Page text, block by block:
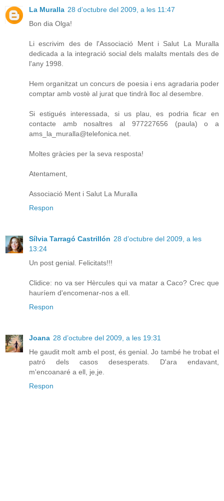
La Muralla 28 d’octubre del 2009, a les 11:47
Bon dia Olga!
Li escrivim des de l'Associació Ment i Salut La Muralla
dedicada a la integració social dels malalts mentals des de
l'any 1998.
Hem organitzat un concurs de poesia i ens agradaria poder
comptar amb vostè al jurat que tindrà lloc al desembre.
Si estigués interessada, si us plau, es podria ficar en
contacte amb nosaltres al 977227656 (paula) o a
ams_la_muralla@telefonica.net.
Moltes gràcies per la seva resposta!
Atentament,
Associació Ment i Salut La Muralla
Respon
Sílvia Tarragó Castrillón 28 d’octubre del 2009, a les
13:24
Un post genial. Felicitats!!!
Clidice: no va ser Hèrcules qui va matar a Caco? Crec que
hauríem d'encomenar-nos a ell.
Respon
Joana 28 d’octubre del 2009, a les 19:31
He gaudit molt amb el post, és genial. Jo també he trobat el
patró dels casos desesperats. D'ara endavant,
m'encoanaré a ell, je,je.
Respon